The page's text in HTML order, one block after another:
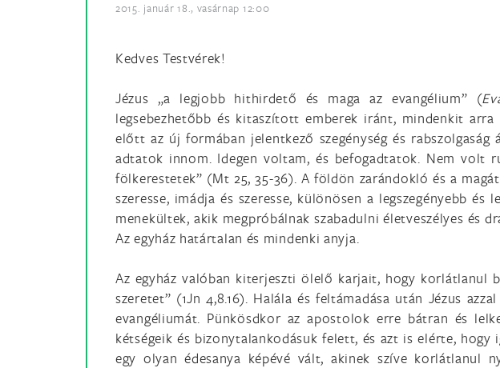
2015. január 18., vasárnap 12:00
Kedves Testvérek!
Jézus „a legjobb hithirdető és maga az evangélium” (
legsebezhetőbb és kitaszított emberek iránt, mindenkit
előtt az új formában jelentkező szegénység és
adtatok innom. Idegen voltam, és befogadtatok. Nem volt
fölkerestetek” (Mt 25, 35-36). A földön zarándokló és a
szeresse, imádja és szeresse, különösen a legszegényebb
menekültek, akik megpróbálnak szabadulni életveszélyes és
Az egyház határtalan és mindenki anyja.
Az egyház valóban kiterjeszti ölelő karjait, hogy korlátlanul
szeretet” (1Jn 4,8.16). Halála és feltámadása után Jézus
evangéliumát. Pünkösdkor az apostolok erre bátran és
kétségeik és bizonytalankodásuk felett, és azt is elérte,
egy olyan édesanya képévé vált, akinek szíve korlátlanul